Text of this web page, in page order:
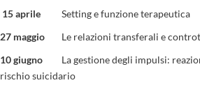
15 aprile
Setting e funzione terapeutica
27 maggio
Le relazioni transferali e
10 giugno La gestione degli impulsi:
rischio suicidario